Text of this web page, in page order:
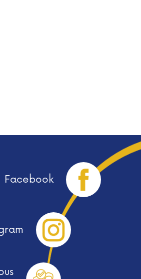
Facebook